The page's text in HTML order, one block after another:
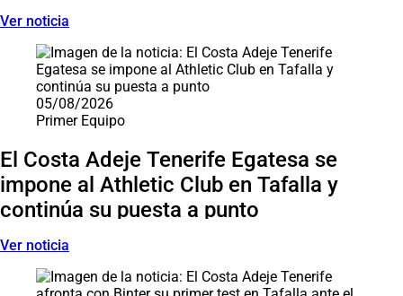
Ver noticia
05/08/2026
Primer Equipo
El Costa Adeje Tenerife Egatesa se
impone al Athletic Club en Tafalla y
continúa su puesta a punto
Ver noticia